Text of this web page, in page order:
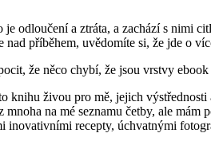
odloučení a ztráta, a zachází s nimi
příběhem, uvědomíte si, že jde o
že něco chybí, že jsou vrstvy
knihu živou pro mě, jejich
na mé seznamu četby, ale
inovativními recepty, úchvatnými